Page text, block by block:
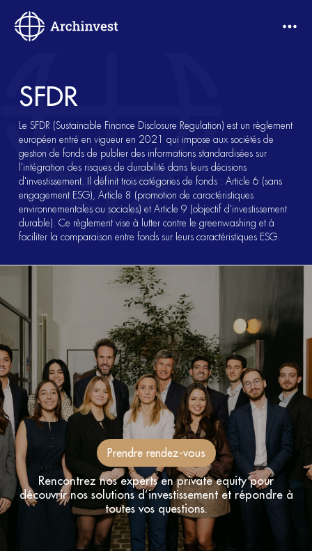
SFDR
Le SFDR (Sustainable Finance Disclosure Regulation) est un règlement
européen entré en vigueur en 2021 qui impose aux sociétés de
gestion de fonds de publier des informations standardisées sur
l'intégration des risques de durabilité dans leurs décisions
d'investissement. Il définit trois catégories de fonds : Article 6 (sans
engagement ESG), Article 8 (promotion de caractéristiques
environnementales ou sociales) et Article 9 (objectif d'investissement
durable). Ce règlement vise à lutter contre le greenwashing et à
faciliter la comparaison entre fonds sur leurs caractéristiques ESG.
Prendre rendez-vous
Rencontrez nos experts en private equity pour
découvrir nos solutions d’investissement et répondre à
toutes vos questions.